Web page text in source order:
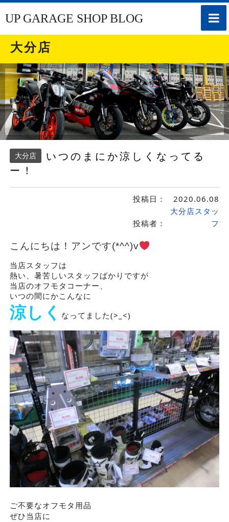
toggle
UP GARAGE SHOP BLOG
大分店
大分店
いつのまにか涼しくなってる
ー！
投稿日： 2020.06.08
投稿者：
大分店スタッ
フ
こんにちは！アンです(*^^)v
当店スタッフは
熱い、暑苦しいスタッフばかりですが
当店のオフモタコーナー、
いつの間にかこんなに
涼しく なってました(>_<)
ご不要なオフモタ用品
ぜひ当店に